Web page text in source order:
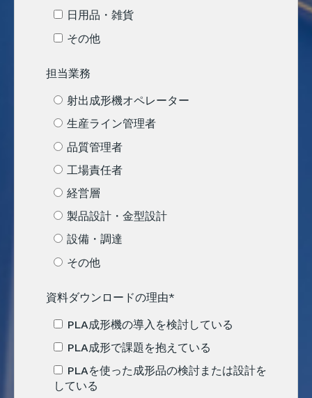
日用品・雑貨
その他
担当業務
射出成形機オペレーター
生産ライン管理者
品質管理者
工場責任者
経営層
製品設計・金型設計
設備・調達
その他
資料ダウンロードの理由*
PLA成形機の導入を検討している
PLA成形で課題を抱えている
PLAを使った成形品の検討または設計を
している